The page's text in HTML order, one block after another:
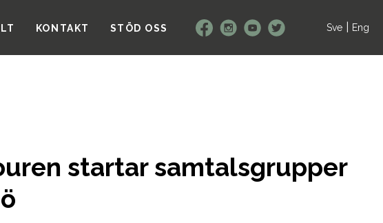
Sve Eng
KONTAKT STÖD OSS
startar samtalsgrupper